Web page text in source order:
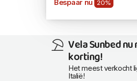
Bespaar nu 20%
Vela Sunbed nu
korting!
Het meest verkocht
Italië!